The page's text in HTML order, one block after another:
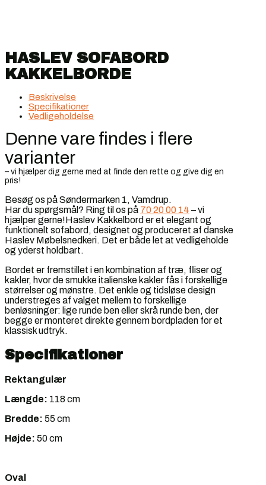
HASLEV SOFABORD
KAKKELBORDE
Beskrivelse
Specifikationer
Vedligeholdelse
Denne vare findes i flere
varianter
– vi hjælper dig gerne med at finde den rette og give dig en
pris!
Besøg os på Søndermarken 1, Vamdrup.
Har du spørgsmål? Ring til os på 70 20 00 14 – vi
hjælper gerne!Haslev Kakkelbord er et elegant og
funktionelt sofabord, designet og produceret af danske
Haslev Møbelsnedkeri. Det er både let at vedligeholde
og yderst holdbart.
Bordet er fremstillet i en kombination af træ, fliser og
kakler, hvor de smukke italienske kakler fås i forskellige
størrelser og mønstre. Det enkle og tidsløse design
understreges af valget mellem to forskellige
benløsninger: lige runde ben eller skrå runde ben, der
begge er monteret direkte gennem bordpladen for et
klassisk udtryk.
Specifikationer
Rektangulær
Længde: 118 cm
Bredde: 55 cm
Højde: 50 cm
Oval